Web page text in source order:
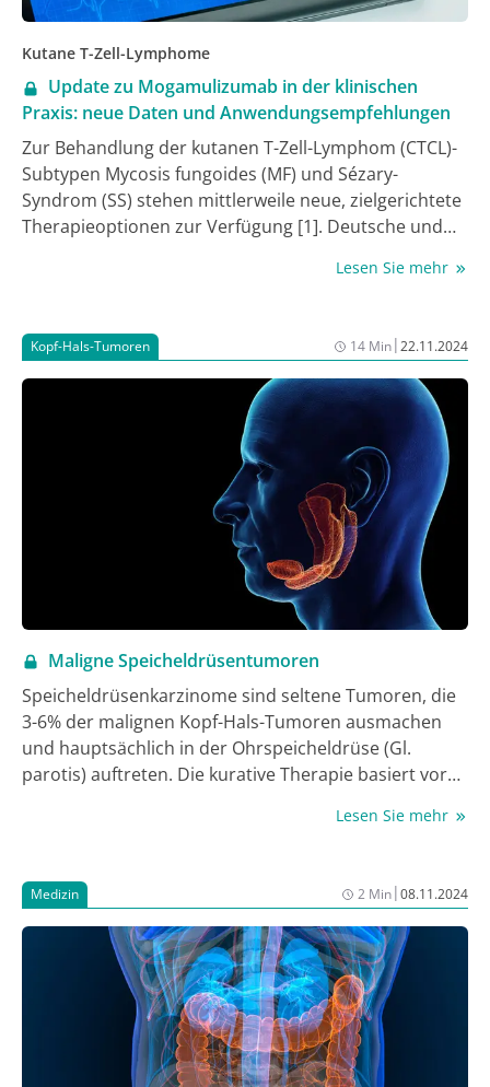
Kutane T-Zell-Lymphome
Update zu Mogamulizumab in der klinischen
Praxis: neue Daten und Anwendungsempfehlungen
Zur Behandlung der kutanen T-Zell-Lymphom (CTCL)-
Subtypen Mycosis fungoides (MF) und Sézary-
Syndrom (SS) stehen mittlerweile neue, zielgerichtete
Therapieoptionen zur Verfügung [1]. Deutsche und
Anti-CCR4-Antikörper Mogamulizumab als
aus der klinischen Praxis bestätigen dessen gute
Wirksamkeit und Verträglichkeit [3-5]. Kürzlich
veröffentlichte Praxisempfehlungen deutscher CTCL-
Expert:innen sollen praxisorientierte Anweisungen für
den Umgang mit Mogamulizumab bieten [6].
Lesen Sie mehr
Kopf-Hals-Tumoren 14 Min|22.11.2024
Maligne Speicheldrüsentumoren
Speicheldrüsenkarzinome sind seltene Tumoren, die
3-6% der malignen Kopf-Hals-Tumoren ausmachen
und hauptsächlich in der Ohrspeicheldrüse (Gl.
parotis) auftreten. Die kurative Therapie basiert vor
Entfernung des Tumors und Neck Dissection. Bei
der Nerven­erhalt von entscheidender Bedeutung, da
dies maßgeblich zur Erhaltung der Lebensqualität
beiträgt. Falls jedoch eine Infiltration des N. facialis
vorliegt, sollte so viel wie möglich des nicht
betroffenen Nervengewebes bewahrt werden, um
eine primäre Rekonstruktion zu ermöglichen. Bei
malignen Tumoren mit Risikofaktoren, wie knappen
Resektionsrändern oder Lymphknotenbefall, wird
Lesen Sie mehr
Medizin 2 Min|08.11.2024